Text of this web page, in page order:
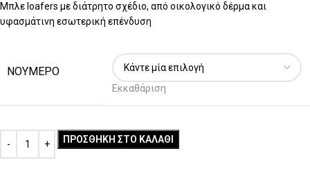
Μπλε loafers με διάτρητο σχέδιο, από οικολογικό δέρμα και
υφασμάτινη εσωτερική επένδυση
ΝΟΥΜΕΡΟ
Εκκαθάριση
ΠΡΟΣΘΉΚΗ ΣΤΟ ΚΑΛΆΘΙ